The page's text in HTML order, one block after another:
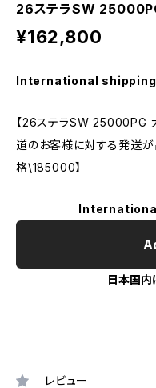
26ステラSW
¥162,800
International
【26ステラSW 25000PG
道のお客様に対する発送が
格\185000】
日本国内
レビュー